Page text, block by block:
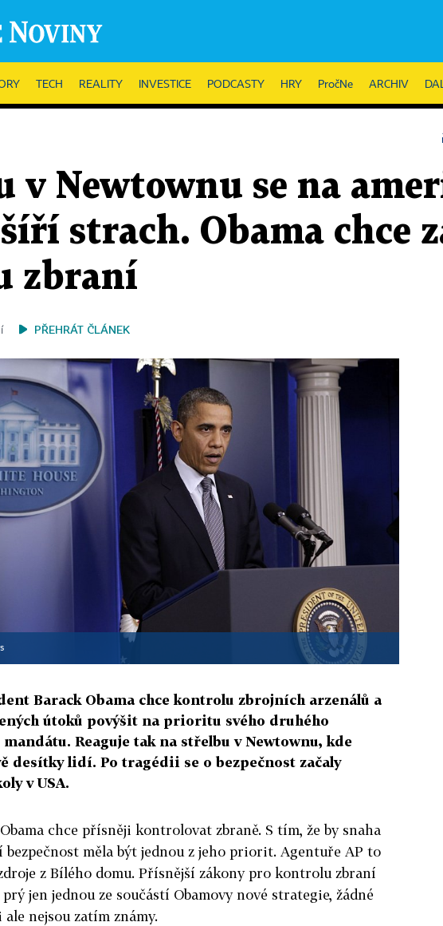
TECH REALITY INVESTICE PODCASTY HRY PročNe ARCHIV
v Newtownu se na
strach. Obama chce
zbraní
PŘEHRÁT ČLÁNEK
Barack Obama chce kontrolu zbrojních arzenálů a
útoků povýšit na prioritu svého druhého
Reaguje tak na střelbu v Newtownu, kde
desítky lidí. Po tragédii se o bezpečnost začaly
v USA.
chce přísněji kontrolovat zbraně. S tím, že by snaha
bezpečnost měla být jednou z jeho priorit. Agentuře AP to
z Bílého domu. Přísnější zákony pro kontrolu zbraní
prý jen jednou ze součástí Obamovy nové strategie, žádné
nejsou zatím známy.